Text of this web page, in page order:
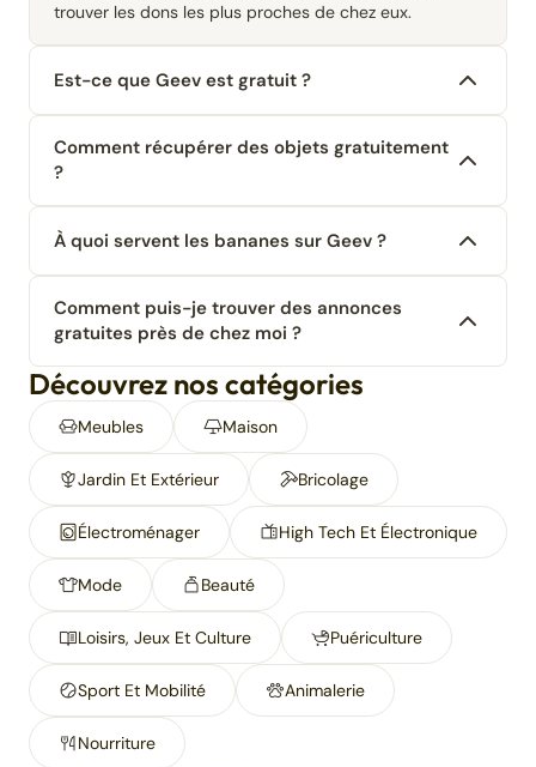
trouver les dons les plus proches de chez eux.
Est-ce que Geev est gratuit ?
Comment récupérer des objets gratuitement
?
À quoi servent les bananes sur Geev ?
Comment puis-je trouver des annonces
gratuites près de chez moi ?
Découvrez nos catégories
Meubles Maison
Jardin Et Extérieur Bricolage
Électroménager High Tech Et Électronique
Mode Beauté
Loisirs, Jeux Et Culture Puériculture
Sport Et Mobilité Animalerie
Nourriture